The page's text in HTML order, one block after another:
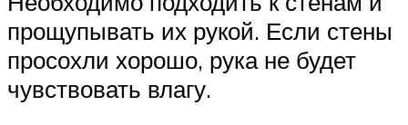
прощупывать их рукой. Если стены
просохли хорошо, рука не будет
чувствовать влагу.